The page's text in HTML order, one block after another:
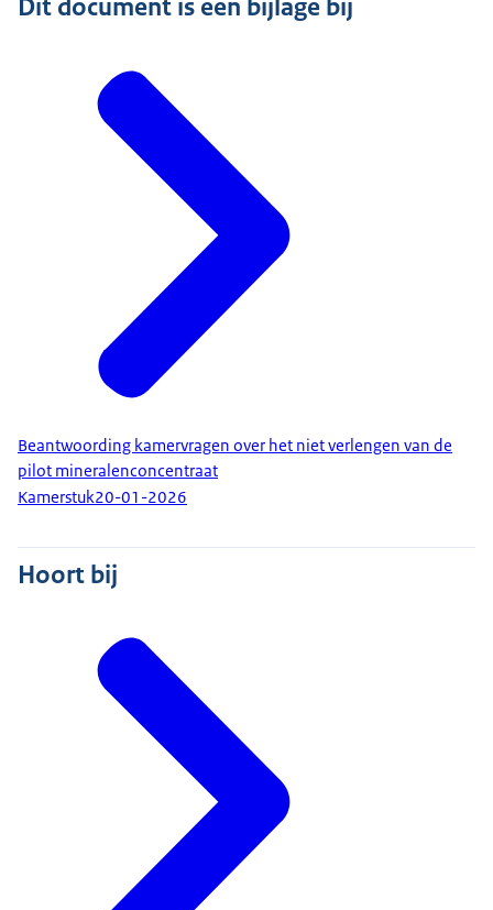
Dit document is een bijlage bij
Beantwoording kamervragen over het niet verlengen van de
pilot mineralenconcentraat
Kamerstuk20-01-2026
Hoort bij